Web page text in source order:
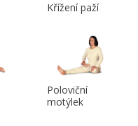
Křížení paží
Poloviční
motýlek